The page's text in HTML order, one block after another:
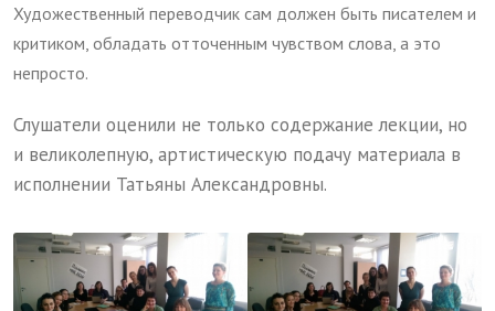
Художественный переводчик сам должен быть писателем и
критиком, обладать отточенным чувством слова, а это
непросто.
Слушатели оценили не только содержание лекции, но
и великолепную, артистическую подачу материала в
исполнении Татьяны Александровны.